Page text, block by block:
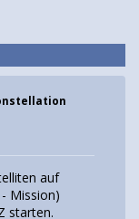
auf
Mission)
starten.